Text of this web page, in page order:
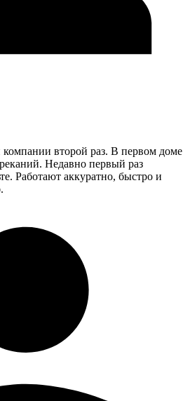
компании второй раз. В первом доме
Недавно первый раз
Работают аккуратно, быстро и